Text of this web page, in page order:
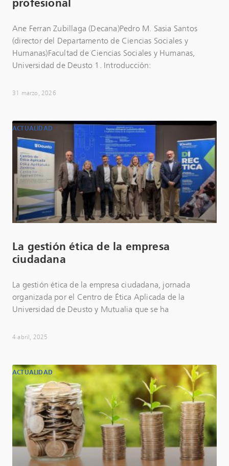
profesional
Ane Ferran Zubillaga (Decana)Pedro M. Sasia Santos
(director del Departamento de Ciencias Sociales y
Humanas)Facultad de Ciencias Sociales y Humanas,
Universidad de Deusto 1. Introducción:
31 marzo, 2026
ACTUALIDAD
La gestión ética de la empresa
ciudadana
La gestión ética de la empresa ciudadana, jornada
organizada por el Centro de Ética Aplicada de la
Universidad de Deusto y Mutualia que se ha
4 abril, 2025
ACTUALIDAD